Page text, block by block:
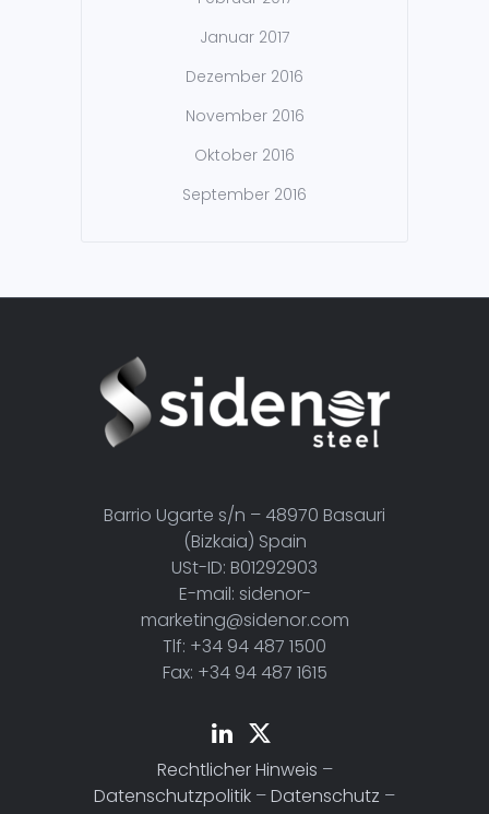
Januar 2017
Dezember 2016
November 2016
Oktober 2016
September 2016
Barrio Ugarte s/n – 48970 Basauri
(Bizkaia) Spain
USt-ID: B01292903
E-mail: sidenor-
marketing@sidenor.com
Tlf: +34 94 487 1500
Fax: +34 94 487 1615
Rechtlicher Hinweis –
Datenschutzpolitik –Datenschutz –